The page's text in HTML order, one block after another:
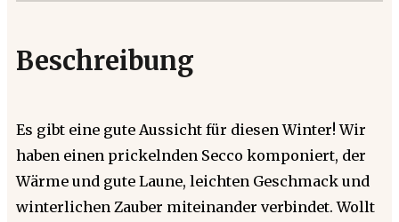
Beschreibung
Es gibt eine gute Aussicht für diesen Winter! Wir
haben einen prickelnden Secco komponiert, der
Wärme und gute Laune, leichten Geschmack und
winterlichen Zauber miteinander verbindet. Wollt